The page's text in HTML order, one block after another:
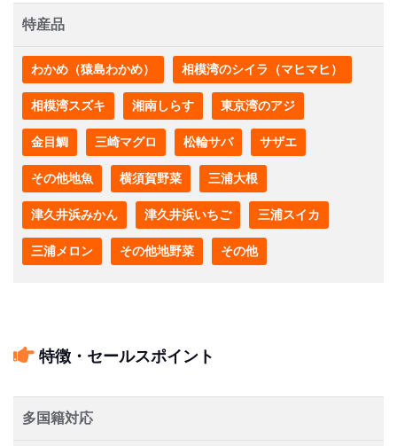
特産品
わかめ（猿島わかめ） 相模湾のシイラ（マヒマヒ）
相模湾スズキ 湘南しらす 東京湾のアジ
金目鯛 三崎マグロ 松輪サバ サザエ
その他地魚 横須賀野菜 三浦大根
津久井浜みかん 津久井浜いちご 三浦スイカ
三浦メロン その他地野菜 その他
特徴・セールスポイント
多国籍対応